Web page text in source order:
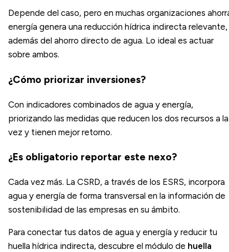
Depende del caso, pero en muchas organizaciones
energía genera una reducción hídrica indirecta relevante,
además del ahorro directo de agua. Lo ideal es actuar
sobre ambos.
¿Cómo priorizar inversiones?
Con indicadores combinados de agua y energía,
priorizando las medidas que reducen los dos recursos a la
vez y tienen mejor retorno.
¿Es obligatorio reportar este nexo?
Cada vez más. La CSRD, a través de los ESRS, incorpora
agua y energía de forma transversal en la información de
sostenibilidad de las empresas en su ámbito.
Para conectar tus datos de agua y energía y reducir tu
huella hídrica indirecta, descubre el módulo de huella